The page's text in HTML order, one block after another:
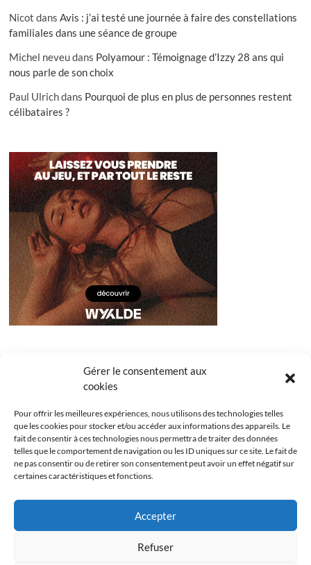
Gérer le consentement aux
cookies
Pour offrir les meilleures expériences, nous utilisons des technologies telles
que les cookies pour stocker et/ou accéder aux informations des appareils. Le
fait de consentir à ces technologies nous permettra de traiter des données
telles que le comportement de navigation ou les ID uniques sur ce site. Le fait de
ne pas consentir ou de retirer son consentement peut avoir un effet négatif sur
certaines caractéristiques et fonctions.
Accepter
Refuser
Nicot dansAvis : j’ai testé une journée à faire des constellations
familiales dans une séance de groupe
Michel neveudans Polyamour : Témoignage d’Izzy 28 ans qui
nous parle de son choix
Paul Ulrichdans Pourquoi de plus en plus de personnes restent
célibataires ?
Politique de cookies (UE)